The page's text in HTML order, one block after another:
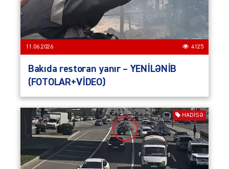
11.06.2026 4125
Bakıda restoran yanır – YENİLƏNİB
(FOTOLAR+VİDEO)
HADISƏ